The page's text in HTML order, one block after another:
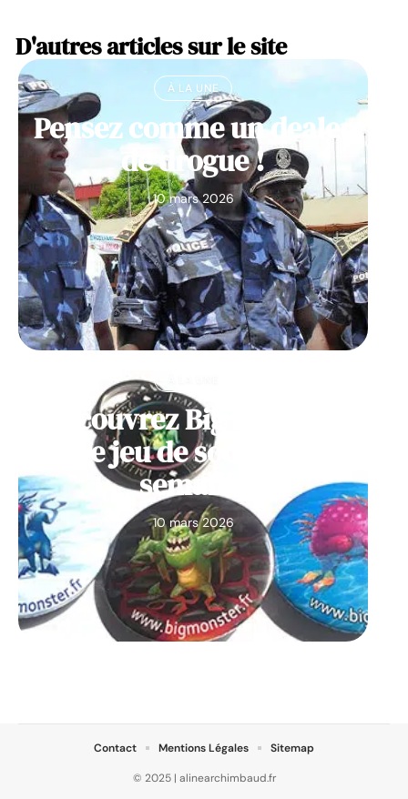
D'autres articles sur le site
À LA UNE
Pensez comme un dealer
de drogue !
10 mars 2026
Découvrez Big Monster,
notre jeu de société de la
semaine
10 mars 2026
© 2025 | alinearchimbaud.fr
Contact Mentions Légales Sitemap